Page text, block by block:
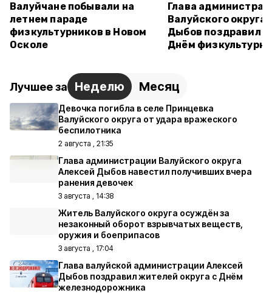
Валуйчане побывали на
летнем параде
физкультурников в Новом
Осколе
Глава
Валуйского округа
Дыбов поздравил
Днём
Лучшее за Неделю Месяц
Девочка погибла в селе Принцевка
Валуйского округа от удара вражеского
беспилотника
2 августа , 21:35
Глава администрации Валуйского округа
Алексей Дыбов навестил получивших вчера
ранения девочек
3 августа , 14:38
Житель Валуйского округа осуждён за
незаконный оборот взрывчатых веществ,
оружия и боеприпасов
3 августа , 17:04
Глава валуйской администрации Алексей
Дыбов поздравил жителей округа с Днём
железнодорожника